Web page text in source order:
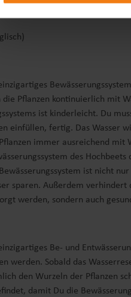
Pflanzen kontinuierlich mit
ist kinderleicht. Du
einfüllen, fertig. Das
immer ausreichend
des
ist nicht
sparen. Außerdem
werden, sondern auch
Be- und
werden. Sobald das
den Wurzeln der Pflanzen
damit Du die